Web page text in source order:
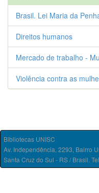
Brasil. Lei Maria da
Direitos humanos
Mercado de trabalho -
Violência contra as
Bibliotecas UNISC
Av. Independência, 2293, Bairro
Santa Cruz do Sul - RS / Brasil.